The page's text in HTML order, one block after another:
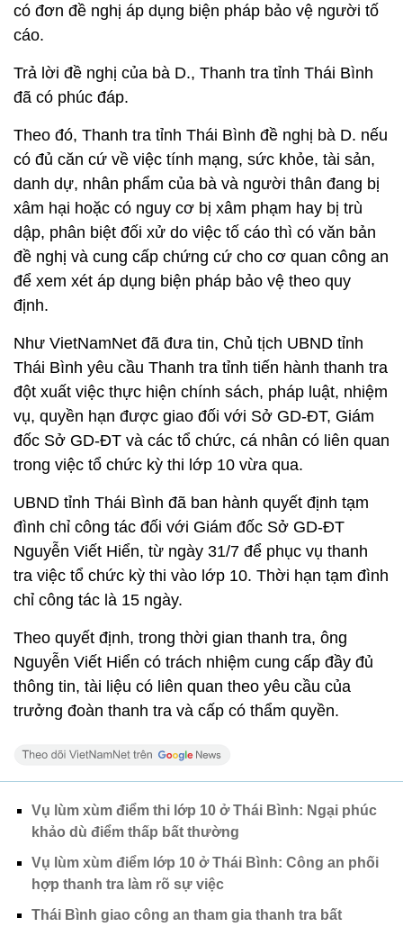
có đơn đề nghị áp dụng biện pháp bảo vệ người tố
cáo.
Trả lời đề nghị của bà D., Thanh tra tỉnh Thái Bình
đã có phúc đáp.
Theo đó, Thanh tra tỉnh Thái Bình đề nghị bà D. nếu
có đủ căn cứ về việc tính mạng, sức khỏe, tài sản,
danh dự, nhân phẩm của bà và người thân đang bị
xâm hại hoặc có nguy cơ bị xâm phạm hay bị trù
dập, phân biệt đối xử do việc tố cáo thì có văn bản
đề nghị và cung cấp chứng cứ cho cơ quan công an
để xem xét áp dụng biện pháp bảo vệ theo quy
định.
Như VietNamNet đã đưa tin, Chủ tịch UBND tỉnh
Thái Bình yêu cầu Thanh tra tỉnh tiến hành thanh tra
đột xuất việc thực hiện chính sách, pháp luật, nhiệm
vụ, quyền hạn được giao đối với Sở GD-ĐT, Giám
đốc Sở GD-ĐT và các tổ chức, cá nhân có liên quan
trong việc tổ chức kỳ thi lớp 10 vừa qua.
UBND tỉnh Thái Bình đã ban hành quyết định tạm
đình chỉ công tác đối với Giám đốc Sở GD-ĐT
Nguyễn Viết Hiển, từ ngày 31/7 để phục vụ thanh
tra việc tổ chức kỳ thi vào lớp 10. Thời hạn tạm đình
chỉ công tác là 15 ngày.
Theo quyết định, trong thời gian thanh tra, ông
Nguyễn Viết Hiển có trách nhiệm cung cấp đầy đủ
thông tin, tài liệu có liên quan theo yêu cầu của
trưởng đoàn thanh tra và cấp có thẩm quyền.
Vụ lùm xùm điểm thi lớp 10 ở Thái Bình: Ngại phúc
khảo dù điểm thấp bất thường
Vụ lùm xùm điểm lớp 10 ở Thái Bình: Công an phối
hợp thanh tra làm rõ sự việc
Thái Bình giao công an tham gia thanh tra bất